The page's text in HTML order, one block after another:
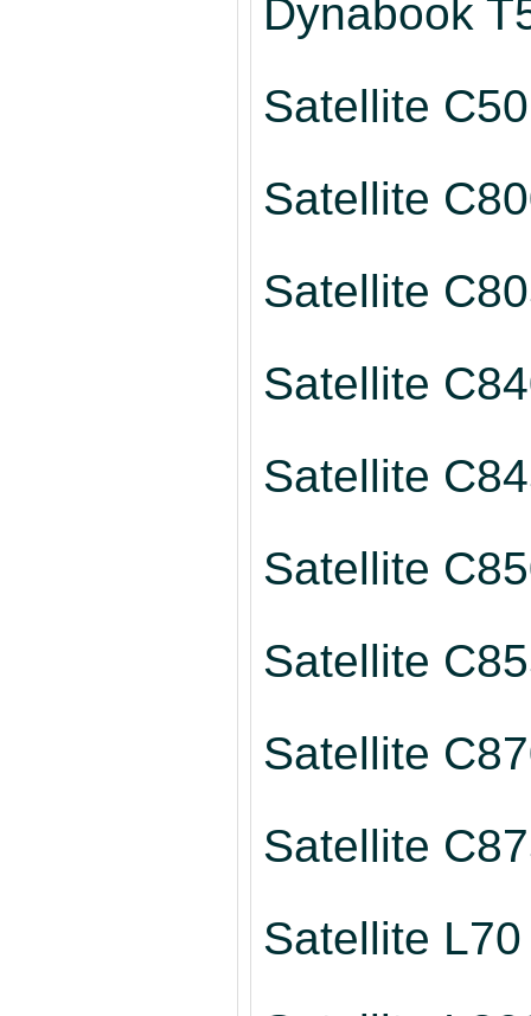
Dynabook
Satellite
Satellite
Satellite
Satellite
Satellite
Satellite
Satellite
Satellite
Satellite
Satellite